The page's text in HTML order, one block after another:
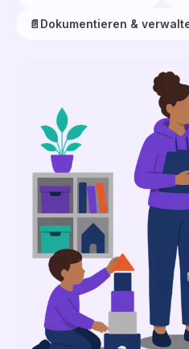
📄 Dokumentieren &